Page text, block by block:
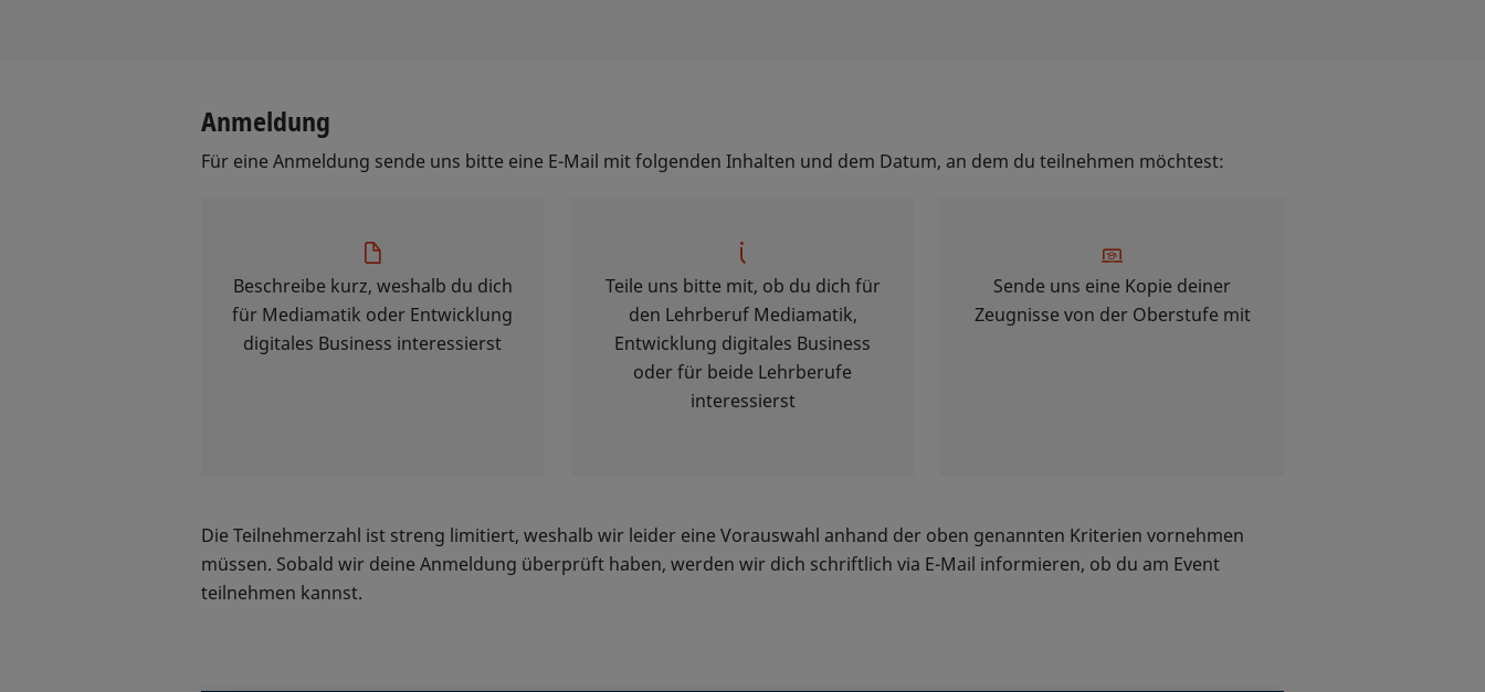
Anmeldung
Für eine Anmeldung sende uns bitte eine E-Mail mit folgenden Inhalten und dem Datum, an dem du teilnehmen möchtest:
Beschreibe kurz, weshalb du dich
für Mediamatik oder Entwicklung
digitales Business interessierst
Teile uns bitte mit, ob du dich für
den Lehrberuf Mediamatik,
Entwicklung digitales Business
oder für beide Lehrberufe
interessierst
Sende uns eine Kopie deiner
Zeugnisse von der Oberstufe mit
Die Teilnehmerzahl ist streng limitiert, weshalb wir leider eine Vorauswahl anhand der oben genannten Kriterien vornehmen
müssen. Sobald wir deine Anmeldung überprüft haben, werden wir dich schriftlich via E-Mail informieren, ob du am Event
teilnehmen kannst.